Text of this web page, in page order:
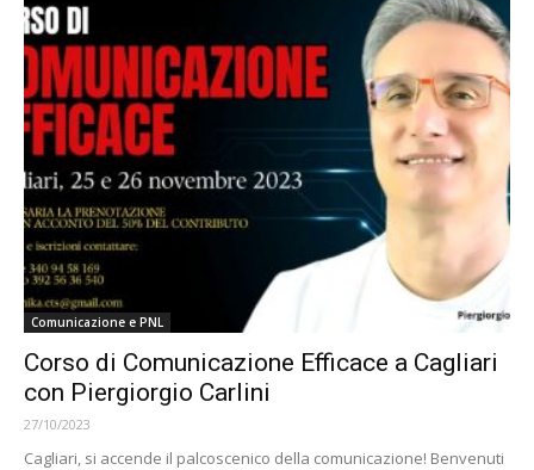
Comunicazione e PNL
Corso di Comunicazione Efficace a Cagliari
con Piergiorgio Carlini
27/10/2023
Cagliari, si accende il palcoscenico della comunicazione! Benvenuti